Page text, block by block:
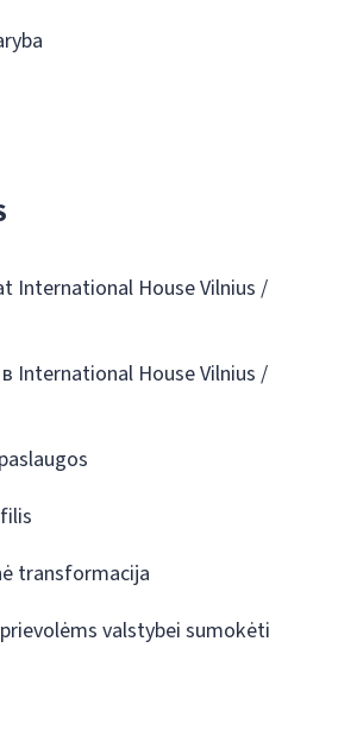
International House Vilnius /
International House Vilnius /
transformacija
valstybei sumokėti